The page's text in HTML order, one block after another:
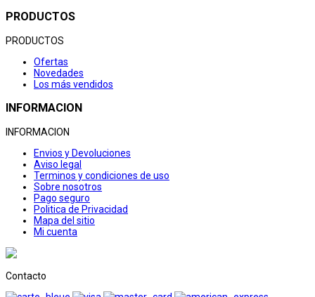
PRODUCTOS
PRODUCTOS
Ofertas
Novedades
Los más vendidos
INFORMACION
INFORMACION
Envios y Devoluciones
Aviso legal
Terminos y condiciones de uso
Sobre nosotros
Pago seguro
Politica de Privacidad
Mapa del sitio
Mi cuenta
Contacto